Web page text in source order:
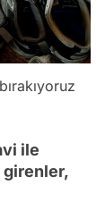
ile
girenler,